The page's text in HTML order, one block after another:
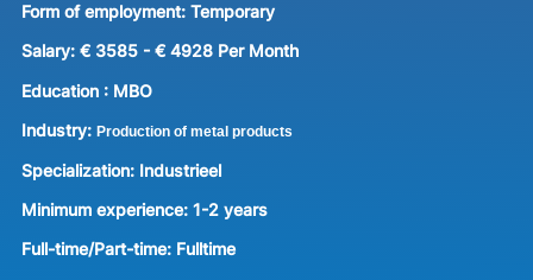
Form of employment: Temporary
Salary: € 3585 - € 4928 Per Month
Education : MBO
Industry: Production of metal products
Specialization: Industrieel
Minimum experience: 1-2 years
Full-time/Part-time: Fulltime